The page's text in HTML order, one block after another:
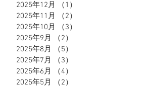
2025年12月
（1）
2025年11月
（2）
2025年10月
（3）
2025年9月
（2）
2025年8月
（5）
2025年7月
（3）
2025年6月
（4）
2025年5月
（2）